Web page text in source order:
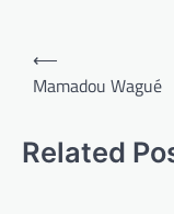
⟵
Mamadou Wagué
Related